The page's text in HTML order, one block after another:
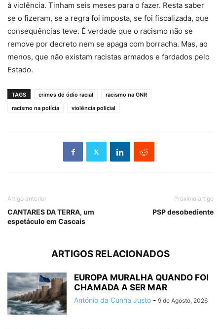
à violência. Tinham seis meses para o fazer. Resta saber
se o fizeram, se a regra foi imposta, se foi fiscalizada, que
consequências teve. É verdade que o racismo não se
remove por decreto nem se apaga com borracha. Mas, ao
menos, que não existam racistas armados e fardados pelo
Estado.
TAGS crimes de ódio racial
racismo na GNR
racismo na polícia
violência policial
Artigo anterior
CANTARES DA TERRA, um
espetáculo em Cascais
Próximo artigo
PSP desobediente
ARTIGOS RELACIONADOS
EUROPA MURALHA QUANDO FOI
CHAMADA A SER MAR
António da Cunha Justo - 9 de Agosto, 2026